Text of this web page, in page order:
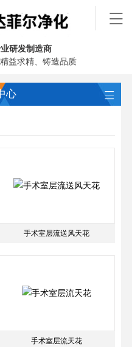
研发制造商
益求精、铸造品质
心
手术室层流送风天花
手术室层流天花